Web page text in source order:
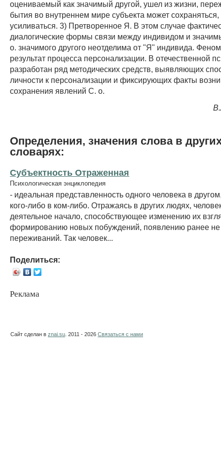
оцениваемый как значимый другой, ушел из жизни,
бытия во внутреннем мире субъекта может
усиливаться. 3) Претворенное Я. В этом случае
диалогические формы связи между индивидом и
о. значимого другого неотделима от "Я" индивида.
результат процесса персонализации. В отечественной
разработан ряд методических средств, выявляющих
личности к персонализации и фиксирующих факты
сохранения явлений С. о.
Определения, значения слова в
словарях:
Субъектность Отраженная
Психологическая энциклопедия
- идеальная представленность одного человека в
кого-либо в ком-либо. Отражаясь в других людях,
деятельное начало, способствующее изменению их
формированию новых побуждений, появлению ранее
переживаний. Так человек...
Поделиться:
Реклама
Сайт сделан в znai.su . 2011 - 2026 Связаться с нами